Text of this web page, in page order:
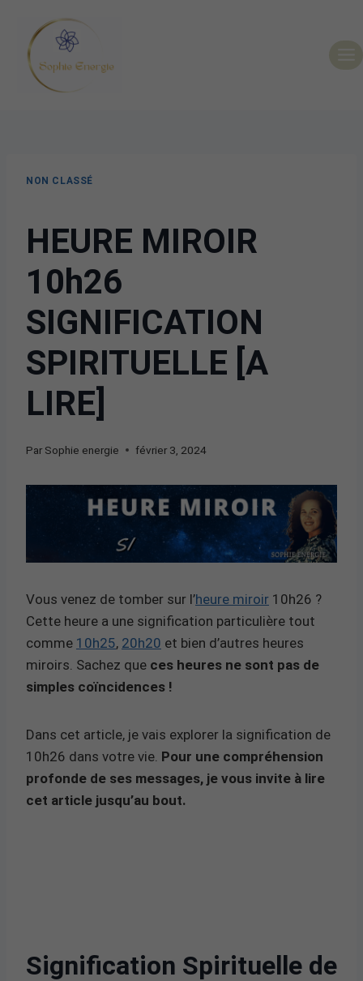
NON CLASSÉ
HEURE MIROIR
10h26
SIGNIFICATION
SPIRITUELLE [A
LIRE]
Par Sophie energie février 3, 2024
Vous venez de tomber sur l’heure miroir 10h26 ?
Cette heure a une signification particulière tout
comme 10h25, 20h20 et bien d’autres heures
miroirs. Sachez que ces heures ne sont pas de
simples coïncidences !
Dans cet article, je vais explorer la signification de
10h26 dans votre vie. Pour une compréhension
profonde de ses messages, je vous invite à lire
cet article jusqu’au bout.
Signification Spirituelle de